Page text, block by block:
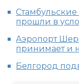
прошли в
Аэропорт
принимает и
Белгород